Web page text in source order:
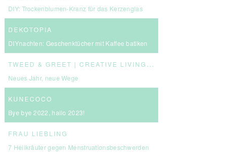
DIY: Trockenblumen-Kranz für das Kerzenglas
DEKOTOPIA
DIYnachten: Geschenktücher mit Kaffee batiken
T
WEED & GREET | CREATIVE LIVING & BOLD CHOICES
Neues Jahr, neue Wege
KUNECOCO
Bye bye 2022, hallo 2023!
FRAU LIEBLING
7 Heilkräuter gegen Menstruationsbeschwerden